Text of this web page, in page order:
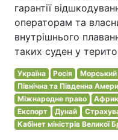
гарантії
операторам та
внутрішнього
таких суден у
Україна Росія Морський
Північна та Південна
Міжнародне право
Експорт
Дунай
Кабінет міністрів Великої